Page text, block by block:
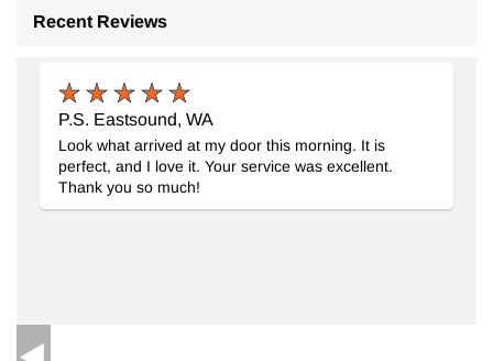
Alfombra Kilim De Retazos
176 cm x 248 cm
Recent Reviews
P.S. Eastsound, WA
Look what arrived at my door this morning. It is
perfect, and I love it. Your service was excellent.
Thank you so much!